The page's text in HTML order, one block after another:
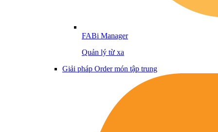
FABi Manager
Quản lý từ xa
Giải pháp Order món tập trung